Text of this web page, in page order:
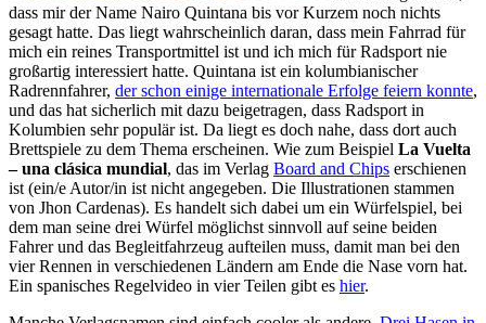
dass mir der Name Nairo Quintana bis vor Kurzem noch nichts
gesagt hatte. Das liegt wahrscheinlich daran, dass mein Fahrrad für
mich ein reines Transportmittel ist und ich mich für Radsport nie
großartig interessiert hatte. Quintana ist ein kolumbianischer
Radrennfahrer, der schon einige internationale Erfolge feiern konnte,
und das hat sicherlich mit dazu beigetragen, dass Radsport in
Kolumbien sehr populär ist. Da liegt es doch nahe, dass dort auch
Brettspiele zu dem Thema erscheinen. Wie zum Beispiel La Vuelta
– una clásica mundial, das im Verlag Board and Chips erschienen
ist (ein/e Autor/in ist nicht angegeben. Die Illustrationen stammen
von Jhon Cardenas). Es handelt sich dabei um ein Würfelspiel, bei
dem man seine drei Würfel möglichst sinnvoll auf seine beiden
Fahrer und das Begleitfahrzeug aufteilen muss, damit man bei den
vier Rennen in verschiedenen Ländern am Ende die Nase vorn hat.
Ein spanisches Regelvideo in vier Teilen gibt es hier.